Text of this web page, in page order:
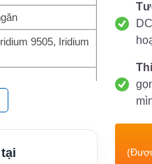
9505, Iridium
ô tô
khảo sát, công t